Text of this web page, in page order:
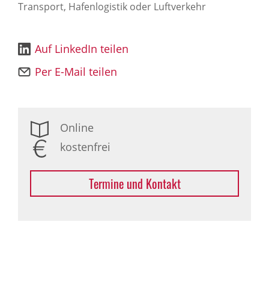
Transport, Hafenlogistik oder Luftverkehr
Auf LinkedIn teilen
Per E-Mail teilen
Online
kostenfrei
Termine und Kontakt